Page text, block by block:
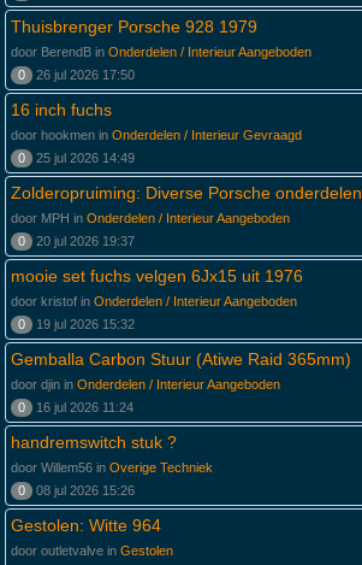
Thuisbrenger Porsche 928 1979
door BerendB in Onderdelen / Interieur Aangeboden
0
26 jul 2026 17:50
16 inch fuchs
door hookmen in Onderdelen / Interieur Gevraagd
0
25 jul 2026 14:49
Zolderopruiming: Diverse Porsche onderdelen.
door MPH in Onderdelen / Interieur Aangeboden
0
20 jul 2026 19:37
mooie set fuchs velgen 6Jx15 uit 1976
door kristof in Onderdelen / Interieur Aangeboden
0
19 jul 2026 15:32
Gemballa Carbon Stuur (Atiwe Raid 365mm)
door djin in Onderdelen / Interieur Aangeboden
0
16 jul 2026 11:24
handremswitch stuk ?
door Willem56 in Overige Techniek
0
08 jul 2026 15:26
Gestolen: Witte 964
door outletvalve in Gestolen